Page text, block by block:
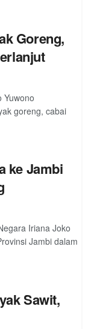
Goreng,
Yuwono
goreng, cabai
ke Jambi
Iriana Joko
Jambi dalam
Sawit,